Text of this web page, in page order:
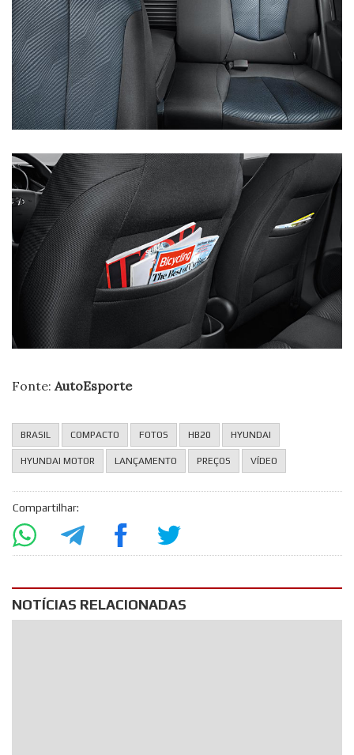
Fonte:AutoEsporte
BRASIL COMPACTO FOTOS HB20 HYUNDAI
HYUNDAI MOTOR LANÇAMENTO PREÇOS VÍDEO
Compartilhar:
NOTÍCIAS RELACIONADAS